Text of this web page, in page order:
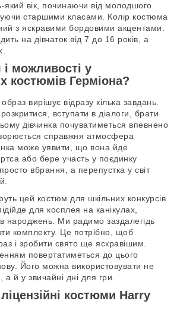
який вік, починаючи від молодшого
старшими класами. Колір костюма
з яскравими бордовими акцентами.
на дівчаток від 7 до 16 років, а
і можливості у
костюмів Герміона?
вирішує відразу кілька завдань.
вступати в діалоги, брати
дівчинка почуватиметься впевнено
справжня атмосфера
може уявити, що вона йде
або бере участь у поєдинку
вбрання, а перепустка у світ
цей костюм для шкільних конкурсів
для косплея на канікулах,
народжень. Ми радимо заздалегідь
комплекту. Це потрібно, щоб
і зробити свято ще яскравішим.
повертатиметься до цього
Його можна використовувати не
а й у звичайні дні для гри.
костюми Harry